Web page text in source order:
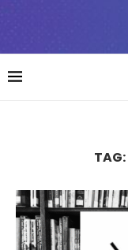
TAG: